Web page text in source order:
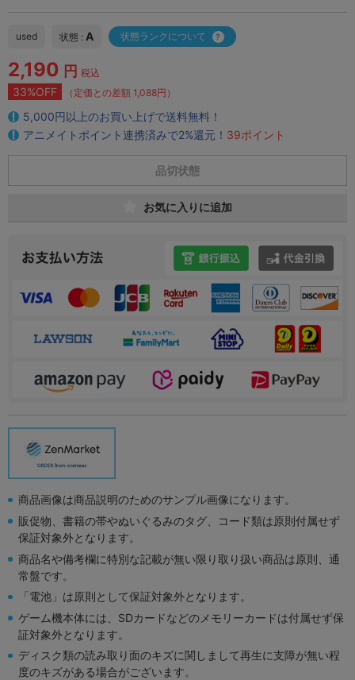
used 状態 : A 状態ランクについて
2,190 円 税込
33%OFF （定価との差額 1,088円）
5,000円以上のお買い上げで送料無料！
アニメイトポイント連携済みで2%還元！ 39ポイント
品切状態
お気に入りに追加
商品画像は商品説明のためのサンプル画像になります。
販促物、書籍の帯やぬいぐるみのタグ、コード類は原則付属せず
保証対象外となります。
商品名や備考欄に特別な記載が無い限り取り扱い商品は原則、通
常盤です。
「電池」は原則として保証対象外となります。
ゲーム機本体には、SDカードなどのメモリーカードは付属せず保
証対象外となります。
ディスク類の読み取り面のキズに関しまして再生に支障が無い程
度のキズがある場合がございます。